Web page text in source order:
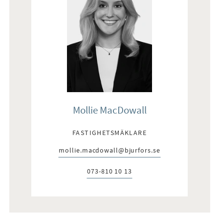
Mollie MacDowall
FASTIGHETSMÄKLARE
E-post:
mollie.macdowall@bjurfors.se
Telefon:
073-810 10 13